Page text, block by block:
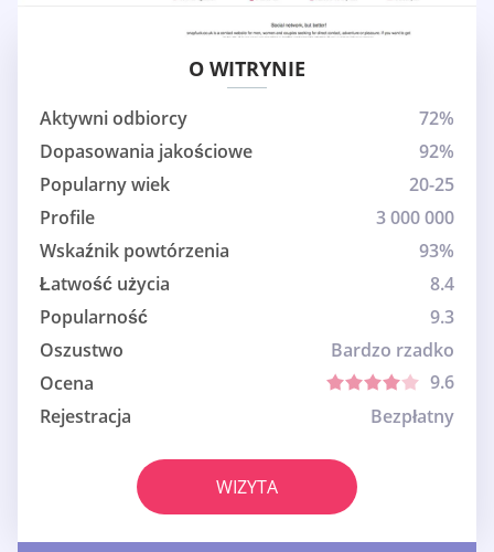
O WITRYNIE
Aktywni odbiorcy
72%
Dopasowania jakościowe
92%
Popularny wiek
20-25
Profile
3 000 000
Wskaźnik powtórzenia
93%
Łatwość użycia
8.4
Popularność
9.3
Oszustwo
Bardzo rzadko
Ocena
9.6
Rejestracja
Bezpłatny
WIZYTA